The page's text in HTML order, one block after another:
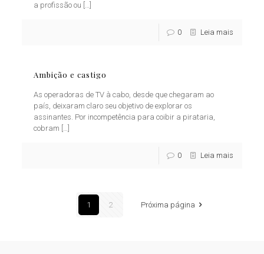
a profissão ou […]
0 Leia mais
Ambição e castigo
As operadoras de TV à cabo, desde que chegaram ao
país, deixaram claro seu objetivo de explorar os
assinantes. Por incompetência para coibir a pirataria,
cobram […]
0 Leia mais
1 2 Próxima página